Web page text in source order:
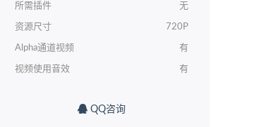
所需插件 无
资源尺寸 720P
Alpha通道视频 有
视频使用音效 有
QQ咨询